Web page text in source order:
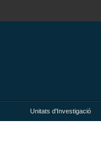
Unitats d'Investigació